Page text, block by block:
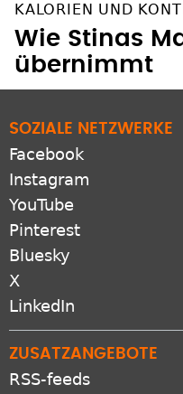
KALORIEN UND
Wie Stinas
übernimmt
SOZIALE NETZWERKE
Facebook
Instagram
YouTube
Pinterest
Bluesky
X
LinkedIn
ZUSATZANGEBOTE
RSS-feeds